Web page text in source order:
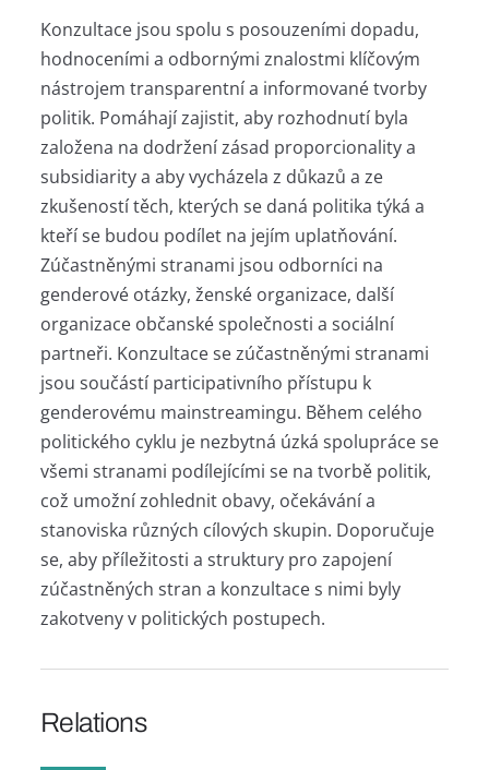
Konzultace jsou spolu s posouzeními dopadu,
hodnoceními a odbornými znalostmi klíčovým
nástrojem transparentní a informované tvorby
politik. Pomáhají zajistit, aby rozhodnutí byla
založena na dodržení zásad proporcionality a
subsidiarity a aby vycházela z důkazů a ze
zkušeností těch, kterých se daná politika týká a
kteří se budou podílet na jejím uplatňování.
Zúčastněnými stranami jsou odborníci na
genderové otázky, ženské organizace, další
organizace občanské společnosti a sociální
partneři. Konzultace se zúčastněnými stranami
jsou součástí participativního přístupu k
genderovému mainstreamingu. Během celého
politického cyklu je nezbytná úzká spolupráce se
všemi stranami podílejícími se na tvorbě politik,
což umožní zohlednit obavy, očekávání a
stanoviska různých cílových skupin. Doporučuje
se, aby příležitosti a struktury pro zapojení
zúčastněných stran a konzultace s nimi byly
zakotveny v politických postupech.
Relations